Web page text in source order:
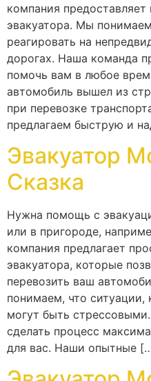
компания
эвакуатора. Мы
реагировать на
дорогах. Наша команда
помочь вам в любое
автомобиль вышел из
при перевозке
предлагаем быструю и
Эвакуатор
Сказка
Нужна помощь с
или в пригороде,
компания предлагает
эвакуатора, которые
перевозить ваш
понимаем, что ситуации,
могут быть
сделать процесс
для вас. Наши опытные